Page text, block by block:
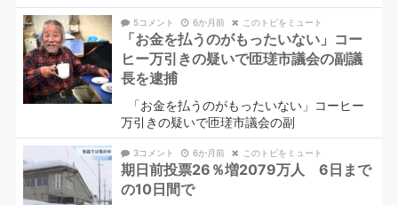
5コメント 6か月前 このトピをミュート
「お金を払うのがもったいない」コー
ヒー万引きの疑いで匝瑳市議会の副議
長を逮捕
「お金を払うのがもったいない」コーヒー
万引きの疑いで匝瑳市議会の副
3コメント 6か月前 このトピをミュート
期日前投票26％増2079万人 6日まで
の10日間で